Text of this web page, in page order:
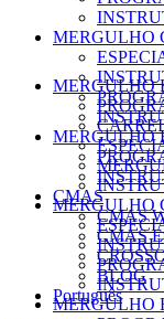
MERGULHO
MERGULHO
CMAS
CMAS
CMAS
BLOG
Português
MERGULHO
MERGULHO
MERGULHO